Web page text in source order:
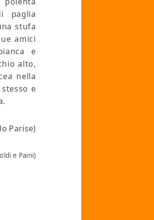
paglia
stufa
amici
e
alto,
nella
e
Parise)
e Paini)